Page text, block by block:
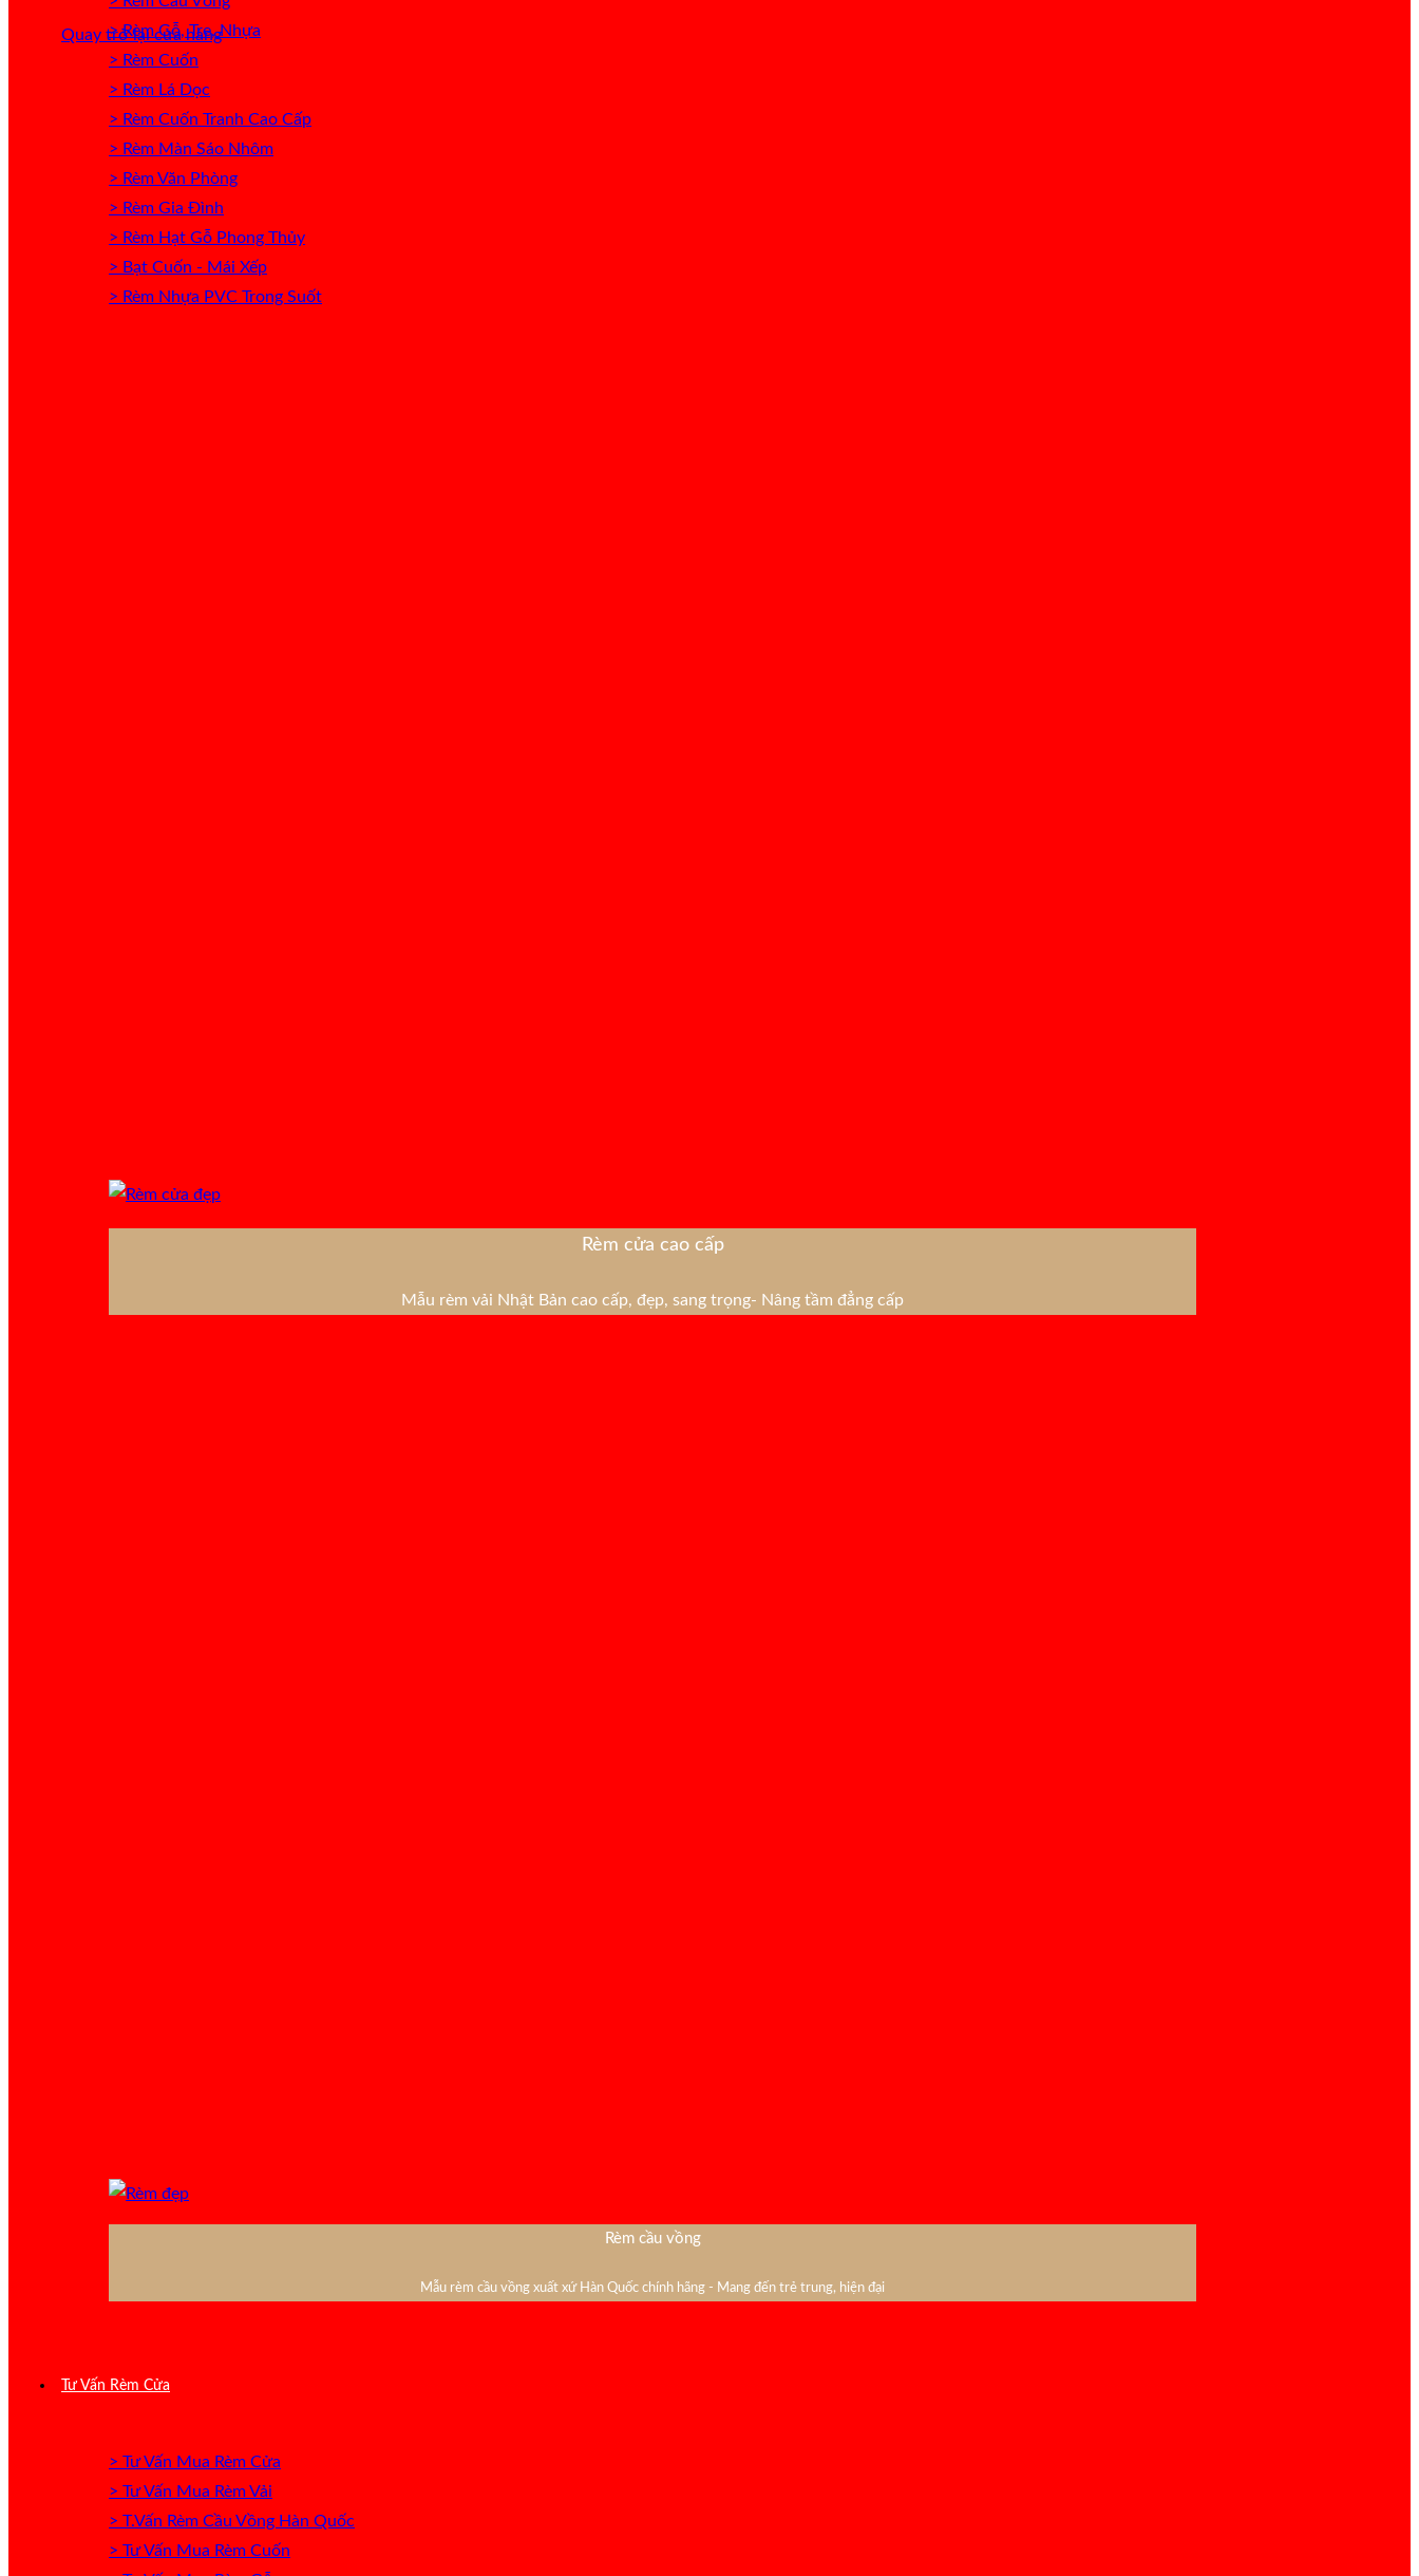
Quay trở lại cửa hàng
> Rèm Gỗ, Tre, Nhựa
> Rèm Cuốn
> Rèm Lá Dọc
> Rèm Cuốn Tranh Cao Cấp
> Rèm Màn Sáo Nhôm
> Rèm Văn Phòng
> Rèm Gia Đình
> Rèm Hạt Gỗ Phong Thủy
> Bạt Cuốn - Mái Xếp
> Rèm Nhựa PVC Trong Suốt
Rèm cửa cao cấp
Mẫu rèm vải Nhật Bản cao cấp, đẹp, sang trọng- Nâng tầm đẳng cấp
Rèm cầu vồng
Mẫu rèm cầu vồng xuất xứ Hàn Quốc chính hãng - Mang đến trẻ trung, hiện đại
Tư Vấn Rèm Cửa
> Tư Vấn Mua Rèm Cửa
> Tư Vấn Mua Rèm Vải
> T.Vấn Rèm Cầu Vồng Hàn Quốc
> Tư Vấn Mua Rèm Cuốn